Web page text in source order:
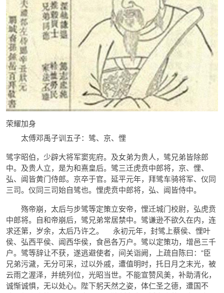
荣耀加身
太傅邓禹子训五子：骘、京、悝
骘字昭伯，少辟大将军窦宪府。及女弟为贵人，骘兄弟皆除郎
中。及贵人立，是为和熹皇后。骘三迁虎贲中郎将，京、悝、
弘、阊皆黄门侍郎。京卒于官。延平元年，拜骘车骑将军、仪同
三司。仪同三司始自骘也。悝虎贲中郎将，弘、阊皆侍中。
殇帝崩，太后与步骘等定策立安帝，悝迁城门校尉，弘虎贲
中郎将。自和帝崩后，骘兄弟常居禁中。骘谦逊不欲久在内，连
求还第，岁余，太后乃许之。 永初元年，封骘上蔡侯、悝叶
侯、弘西平侯、阊西华侯，食邑各万户。骘以定策功，增邑三千
户。骘等辞让不获，遂逃避使者，间关诣阙，上疏自陈曰：“臣
兄弟污濊，无分可采，过以外戚，遭值明时，托日月之末光，被
云雨之渥泽，并统列位，光昭当世。不能宣赞风美，补助清化，
诚惭诚惧，无以处心。陛下躬天然之姿，体仁圣之德，遭国不